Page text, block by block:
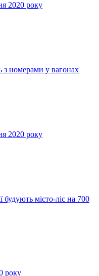
2020 року
з номерами у вагонах
2020 року
місто-ліс на 700
року